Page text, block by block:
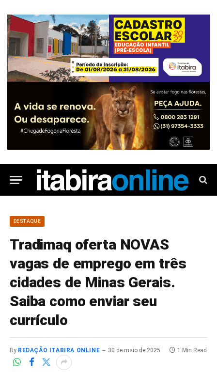
DESTAQUE
Tradimaq oferta NOVAS
vagas de emprego em três
cidades de Minas Gerais.
Saiba como enviar seu
currículo
By REDAÇÃO ITABIRA ONLINE 30 de maio de 2025 1 Min Read